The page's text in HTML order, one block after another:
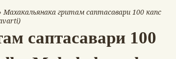
Махакальянака гритам саптасавари 100 капс
саптасавари 100